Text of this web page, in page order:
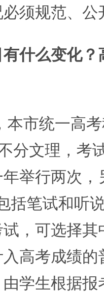
须规范、公
什么变化
市统一高考
分文理，考
举行两次
括笔试和听
，可选择
高考成绩
学生根据